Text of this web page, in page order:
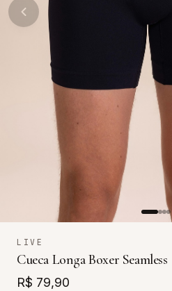
LIVE
Cueca Longa Boxer Seamless
R$ 79,90